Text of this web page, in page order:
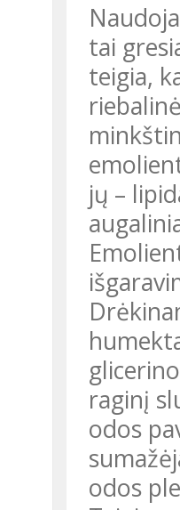
tai
teigia,
jų –
raginį
odos
odos